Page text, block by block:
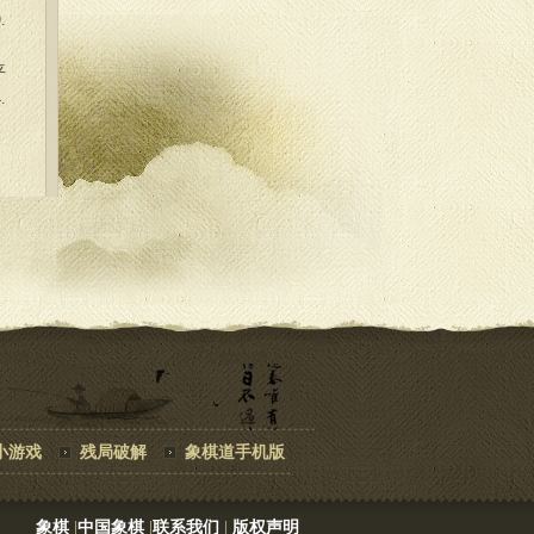
游戏 残局破解 象棋道手机版
象棋| 中国象棋| 联系我们 版权声明